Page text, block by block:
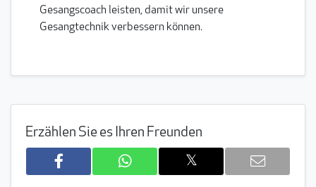
Gesangscoach leisten, damit wir unsere
Gesangtechnik verbessern können.
Erzählen Sie es Ihren Freunden
𝕏